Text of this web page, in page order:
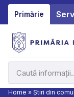
Primărie
Home » Știri din